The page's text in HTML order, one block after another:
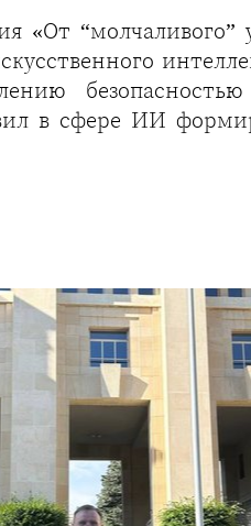
“молчаливого”
в сфере ИИ